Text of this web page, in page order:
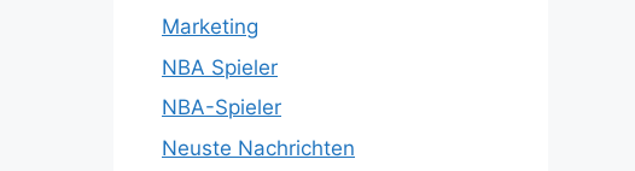
Marketing
NBA Spieler
NBA-Spieler
Neuste Nachrichten